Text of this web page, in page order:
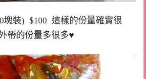
塊裝) $100 這樣的份量確實很
帶的份量多很多♥